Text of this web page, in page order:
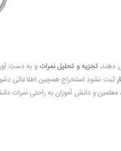
دهند،تجزیه و تحلیل نمراتو به دست
ثبت نشود استخراج همچین اطلاعاتی